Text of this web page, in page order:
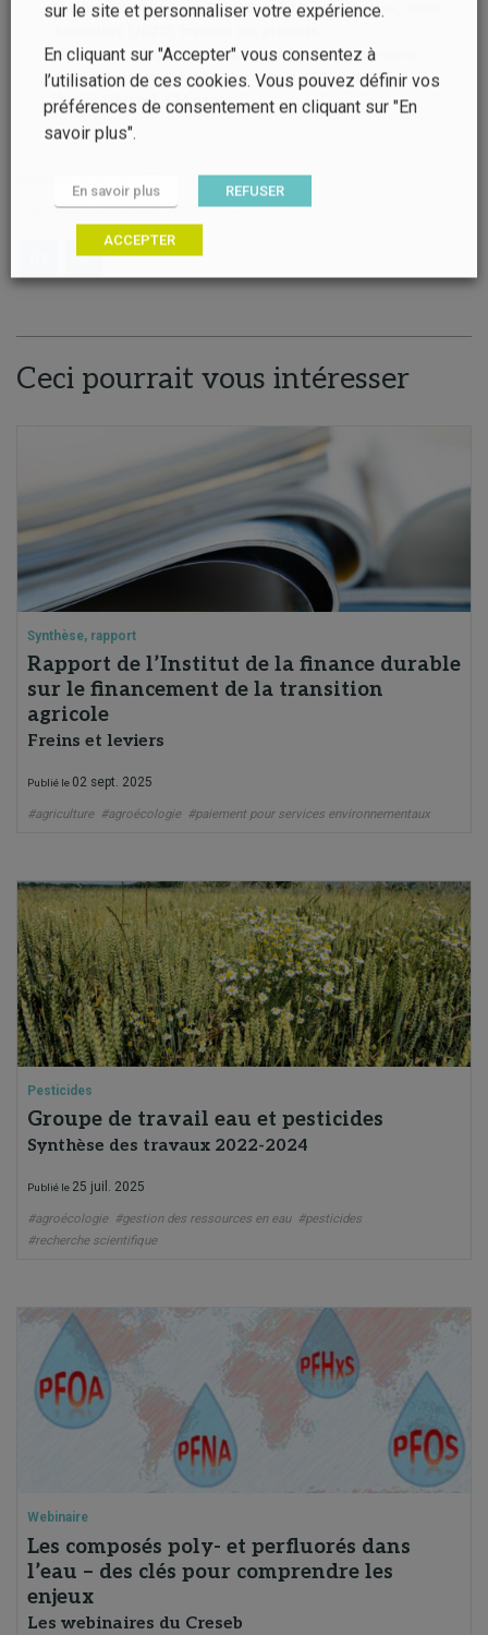
Stachowski-Haberkorn, Elliott Sucré, Marielle Thomas, Julien
phytopharmaceutiques sur la biodiversité et les services
écosystémiques, Synthèse du rapport d’ESCo, INRAE –
Ifremer (France), 124 pages
#agriculture #pesticides #pollution #services écosystémiques
Ceci pourrait vous intéresser
Synthèse, rapport
Rapport de l’Institut de la finance durable
sur le financement de la transition
agricole
Freins et leviers
Publié le 02 sept. 2025
#agriculture #agroécologie #paiement pour services environnementaux
Pesticides
Groupe de travail eau et pesticides
Synthèse des travaux 2022-2024
Publié le 25 juil. 2025
#agroécologie #gestion des ressources en eau #pesticides
#recherche scientifique
Webinaire
Les composés poly- et perfluorés dans
l’eau – des clés pour comprendre les
enjeux
Les webinaires du Creseb
sur le site et personnaliser votre expérience.
En cliquant sur "Accepter" vous consentez à
l’utilisation de ces cookies. Vous pouvez définir vos
préférences de consentement en cliquant sur "En
savoir plus".
En savoir plus REFUSER
ACCEPTER